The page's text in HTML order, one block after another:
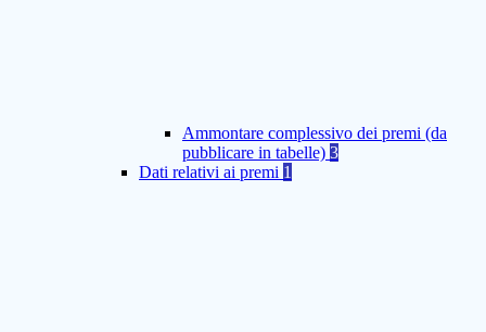
Ammontare complessivo dei premi (da
pubblicare in tabelle) 3
Dati relativi ai premi 1